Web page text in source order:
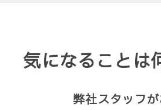
気になることは
弊社スタッフ